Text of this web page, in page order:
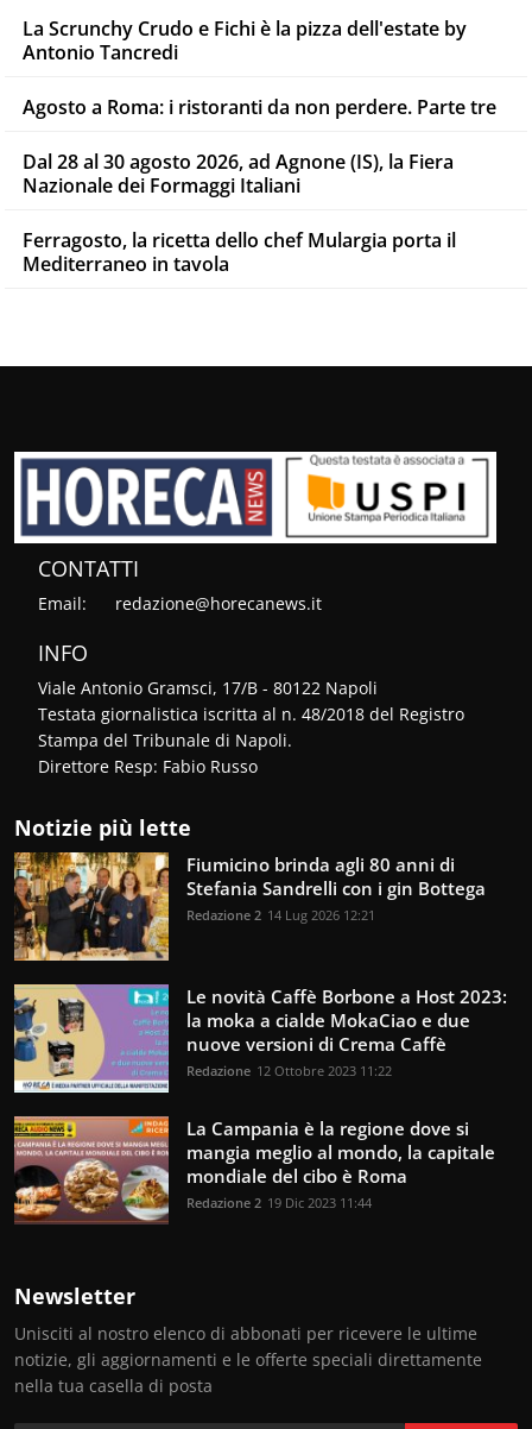
La Scrunchy Crudo e Fichi è la pizza dell'estate by
Antonio Tancredi
Agosto a Roma: i ristoranti da non perdere. Parte tre
Dal 28 al 30 agosto 2026, ad Agnone (IS), la Fiera
Nazionale dei Formaggi Italiani
Ferragosto, la ricetta dello chef Mulargia porta il
Mediterraneo in tavola
CONTATTI
Email: redazione@horecanews.it
INFO
Viale Antonio Gramsci, 17/B - 80122 Napoli
Testata giornalistica iscritta al n. 48/2018 del Registro
Stampa del Tribunale di Napoli.
Direttore Resp: Fabio Russo
Notizie più lette
Fiumicino brinda agli 80 anni di
Stefania Sandrelli con i gin Bottega
Redazione 2 14 Lug 2026 12:21
Le novità Caffè Borbone a Host 2023:
la moka a cialde MokaCiao e due
nuove versioni di Crema Caffè
Redazione 12 Ottobre 2023 11:22
La Campania è la regione dove si
mangia meglio al mondo, la capitale
mondiale del cibo è Roma
Redazione 2 19 Dic 2023 11:44
Newsletter
Unisciti al nostro elenco di abbonati per ricevere le ultime
notizie, gli aggiornamenti e le offerte speciali direttamente
nella tua casella di posta